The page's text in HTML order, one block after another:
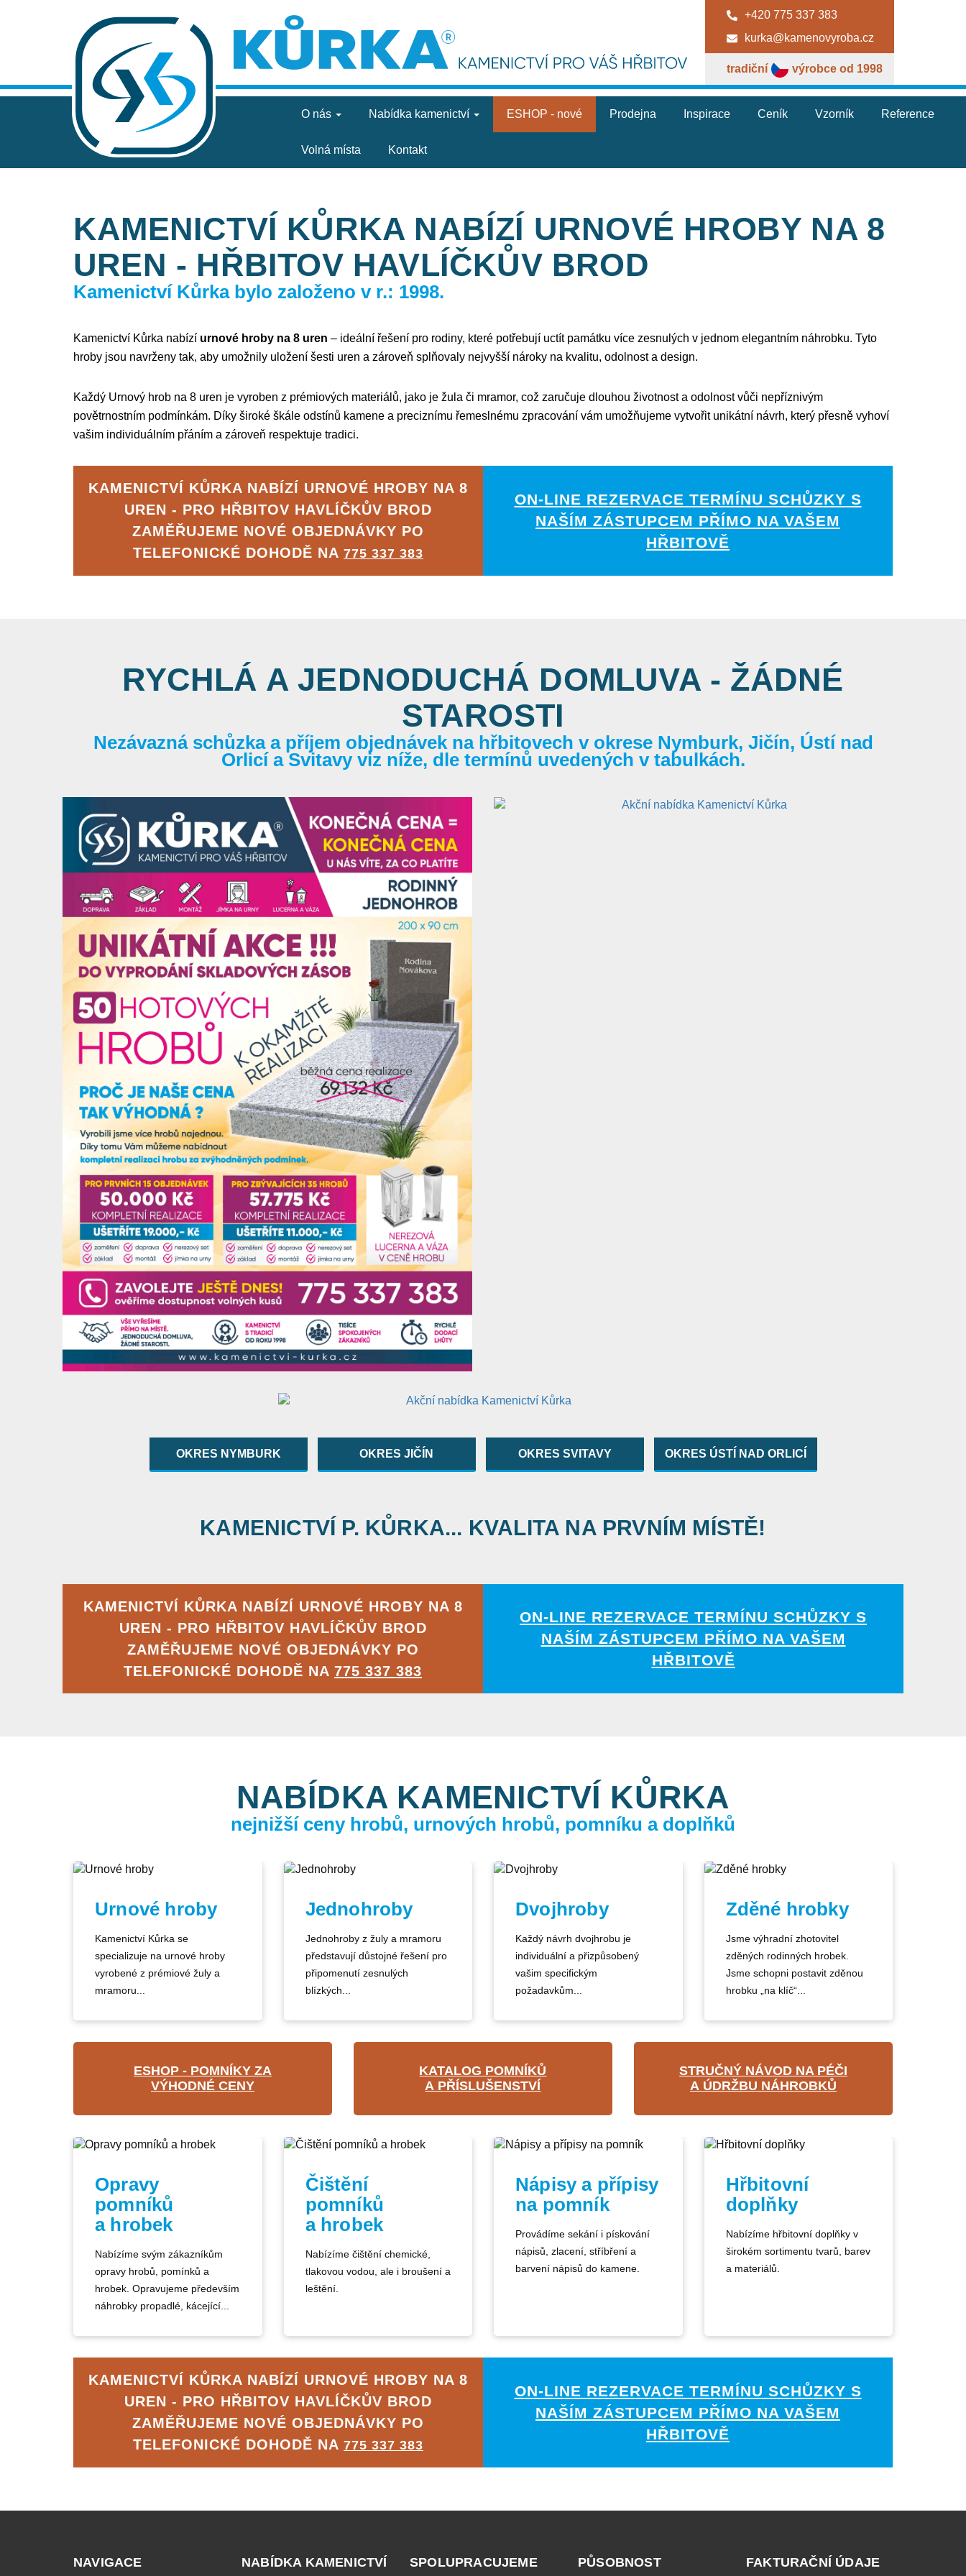
+420 775 337 383
kurka@kamenovyroba.cz
tradiční výrobce od 1998
O nás Nabídka kamenictví ESHOP - nové Prodejna Inspirace Ceník Vzorník Reference
Volná místa Kontakt
KAMENICTVÍ KŮRKA NABÍZÍ URNOVÉ HROBY NA 8
UREN - HŘBITOV HAVLÍČKŮV BROD
Kamenictví Kůrka bylo založeno v r.: 1998.
Kamenictví Kůrka nabízí urnové hroby na 8 uren – ideální řešení pro rodiny, které potřebují uctít památku více zesnulých v jednom elegantním náhrobku. Tyto
hroby jsou navrženy tak, aby umožnily uložení šesti uren a zároveň splňovaly nejvyšší nároky na kvalitu, odolnost a design.
Každý Urnový hrob na 8 uren je vyroben z prémiových materiálů, jako je žula či mramor, což zaručuje dlouhou životnost a odolnost vůči nepříznivým
povětrnostním podmínkám. Díky široké škále odstínů kamene a preciznímu řemeslnému zpracování vám umožňujeme vytvořit unikátní návrh, který přesně vyhoví
vašim individuálním přáním a zároveň respektuje tradici.
KAMENICTVÍ KŮRKA NABÍZÍ URNOVÉ HROBY NA 8
UREN - PRO HŘBITOV HAVLÍČKŮV BROD
ZAMĚŘUJEME NOVÉ OBJEDNÁVKY PO
TELEFONICKÉ DOHODĚ NA 775 337 383
ON-LINE REZERVACE TERMÍNU SCHŮZKY S
NAŠÍM ZÁSTUPCEM PŘÍMO NA VAŠEM
HŘBITOVĚ
RYCHLÁ A JEDNODUCHÁ DOMLUVA - ŽÁDNÉ
STAROSTI
Nezávazná schůzka a příjem objednávek na hřbitovech v okrese Nymburk, Jičín, Ústí nad
Orlicí a Svitavy viz níže, dle termínů uvedených v tabulkách.
OKRES NYMBURK OKRES JIČÍN OKRES SVITAVY OKRES ÚSTÍ NAD ORLICÍ
KAMENICTVÍ P. KŮRKA... KVALITA NA PRVNÍM MÍSTĚ!
KAMENICTVÍ KŮRKA NABÍZÍ URNOVÉ HROBY NA 8
UREN - PRO HŘBITOV HAVLÍČKŮV BROD
ZAMĚŘUJEME NOVÉ OBJEDNÁVKY PO
TELEFONICKÉ DOHODĚ NA 775 337 383
ON-LINE REZERVACE TERMÍNU SCHŮZKY S
NAŠÍM ZÁSTUPCEM PŘÍMO NA VAŠEM
HŘBITOVĚ
NABÍDKA KAMENICTVÍ KŮRKA
nejnižší ceny hrobů, urnových hrobů, pomníku a doplňků
Urnové hroby
Kamenictví Kůrka se
specializuje na urnové hroby
vyrobené z prémiové žuly a
mramoru...
Jednohroby
Jednohroby z žuly a mramoru
představují důstojné řešení pro
připomenutí zesnulých
blízkých...
Dvojhroby
Každý návrh dvojhrobu je
individuální a přizpůsobený
vašim specifickým
požadavkům...
Zděné hrobky
Jsme výhradní zhotovitel
zděných rodinných hrobek.
Jsme schopni postavit zděnou
hrobku „na klíč“...
ESHOP - POMNÍKY ZA
VÝHODNÉ CENY
KATALOG POMNÍKŮ
A PŘÍSLUŠENSTVÍ
STRUČNÝ NÁVOD NA PÉČI
A ÚDRŽBU NÁHROBKŮ
Opravy
pomníků
a hrobek
Nabízíme svým zákazníkům
opravy hrobů, pomínků a
hrobek. Opravujeme především
náhrobky propadlé, kácející...
Čištění
pomníků
a hrobek
Nabízíme čištění chemické,
tlakovou vodou, ale i broušení a
leštění.
Nápisy a přípisy
na pomník
Provádíme sekání i pískování
nápisů, zlacení, stříbření a
barvení nápisů do kamene.
Hřbitovní
doplňky
Nabízíme hřbitovní doplňky v
širokém sortimentu tvarů, barev
a materiálů.
KAMENICTVÍ KŮRKA NABÍZÍ URNOVÉ HROBY NA 8
UREN - PRO HŘBITOV HAVLÍČKŮV BROD
ZAMĚŘUJEME NOVÉ OBJEDNÁVKY PO
TELEFONICKÉ DOHODĚ NA 775 337 383
ON-LINE REZERVACE TERMÍNU SCHŮZKY S
NAŠÍM ZÁSTUPCEM PŘÍMO NA VAŠEM
HŘBITOVĚ
NAVIGACE NABÍDKA KAMENICTVÍ SPOLUPRACUJEME PŮSOBNOST FAKTURAČNÍ ÚDAJE